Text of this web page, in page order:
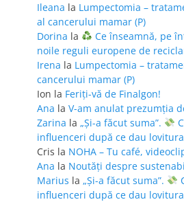
Ileana la Lumpectomia –
al cancerului mamar (P)
Dorina la
Ce înseamnă, pe
noile reguli europene de
Irena la Lumpectomia –
cancerului mamar (P)
Ion la Feriţi-vă de Finalgon!
Ana la V-am anulat prezumția
Zarina la „Și-a făcut suma”.
influenceri după ce dau lovitura
Cris la NOHA – Tu café,
Ana la Noutăți despre
Marius la „Și-a făcut suma”.
influenceri după ce dau lovitura